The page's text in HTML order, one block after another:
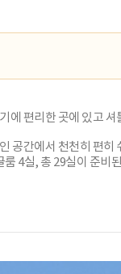
편리한 곳에 있고
공간에서 천천히 편히
4실, 총 29실이 준